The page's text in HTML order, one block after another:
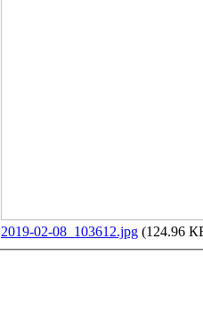
2019-02-08_103612.jpg (124.96